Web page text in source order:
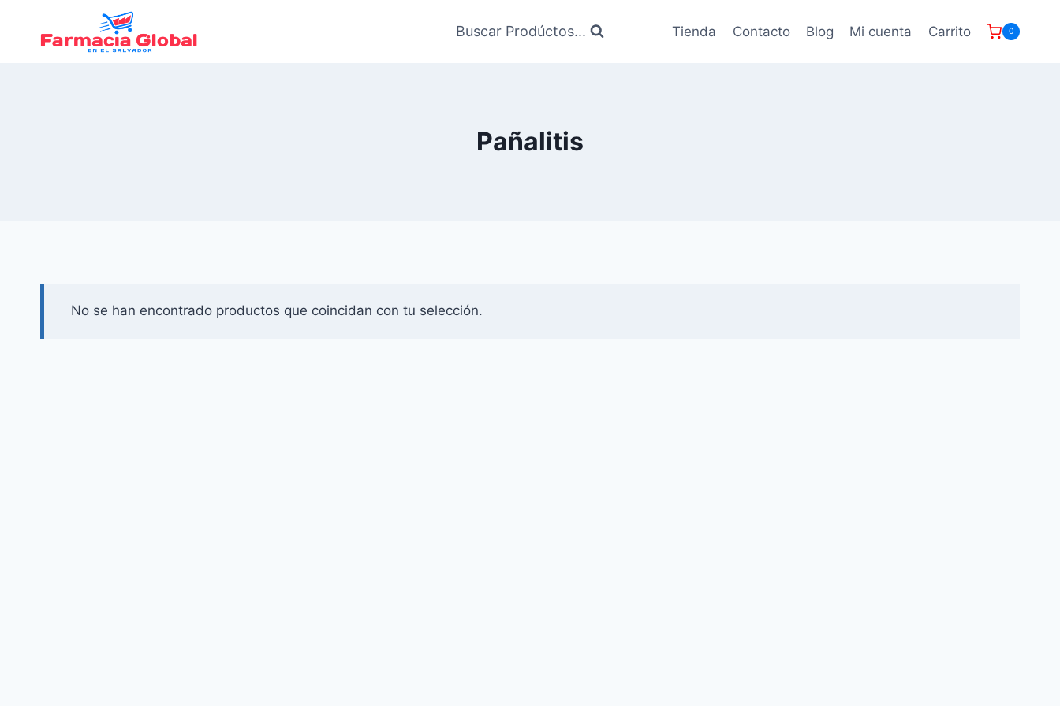
Buscar Prodúctos... Tienda Contacto Blog Mi cuenta Carrito 0
Pañalitis
No se han encontrado productos que coincidan con tu selección.